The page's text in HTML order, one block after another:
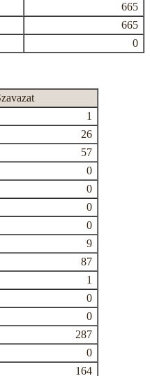
665
665
0
1
26
57
0
0
0
0
9
87
1
0
0
287
0
164